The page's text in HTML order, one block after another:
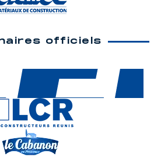
officiels